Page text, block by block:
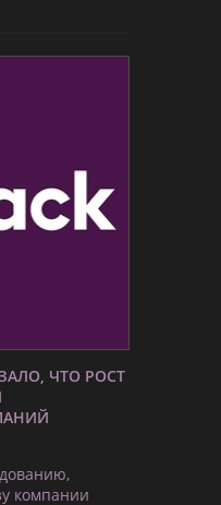
ЧТО РОСТ
компании